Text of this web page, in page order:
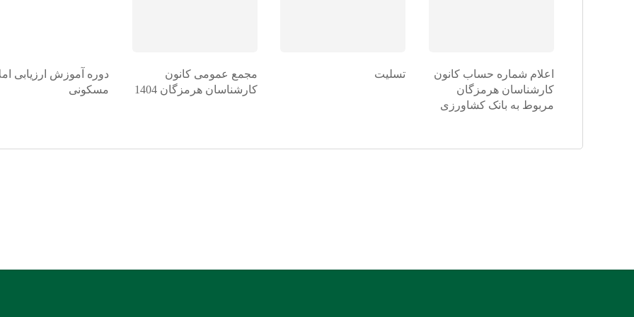
اعلام شماره حساب کانون
کارشناسان هرمزگان
مربوط به بانک کشاورزی
تسلیت
مجمع عمومی کانون
کارشناسان هرمزگان 1404
دوره آموزش ارزیابی
مسکونی